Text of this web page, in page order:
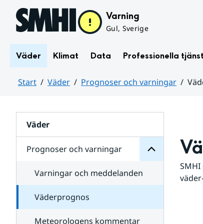
Hoppa till sidans innehåll Varning
Gul, Sverige
Väder Klimat Data Professionella
Start Väder Prognoser och varningar
Väder
Prognoser och varningar
för
varningar
Varningar och meddelanden
Väderprognos
Meteorologens kommentar